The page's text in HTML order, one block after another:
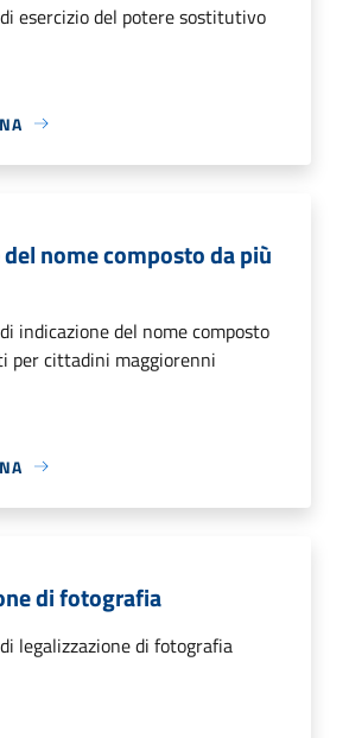
esercizio del potere sostitutivo
nome composto da più
indicazione del nome composto
per cittadini maggiorenni
di fotografia
legalizzazione di fotografia